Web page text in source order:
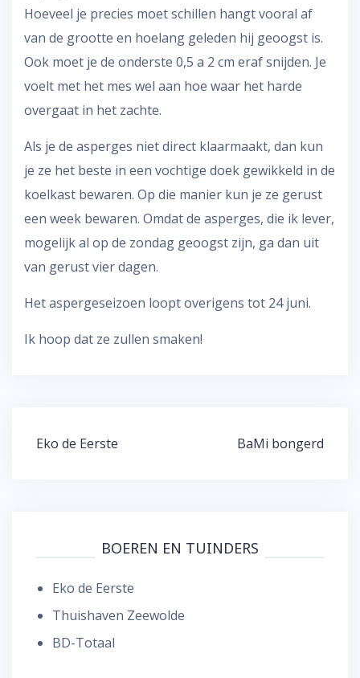
Hoeveel je precies moet schillen hangt vooral af
van de grootte en hoelang geleden hij geoogst is.
Ook moet je de onderste 0,5 a 2 cm eraf snijden. Je
voelt met het mes wel aan hoe waar het harde
overgaat in het zachte.
Als je de asperges niet direct klaarmaakt, dan kun
je ze het beste in een vochtige doek gewikkeld in de
koelkast bewaren. Op die manier kun je ze gerust
een week bewaren. Omdat de asperges, die ik lever,
mogelijk al op de zondag geoogst zijn, ga dan uit
van gerust vier dagen.
Het aspergeseizoen loopt overigens tot 24 juni.
Ik hoop dat ze zullen smaken!
Bericht
Eko de Eerste BaMi bongerd
BOEREN EN TUINDERS
Eko de Eerste
Thuishaven Zeewolde
BD-Totaal